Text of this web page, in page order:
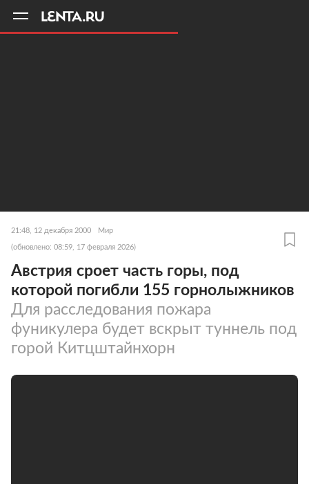
21:48, 12 декабря 2000 Мир
(обновлено: 08:59, 17 февраля 2026)
Австрия сроет часть горы, под
которой погибли 155 горнолыжников
Для расследования пожара
фуникулера будет вскрыт туннель под
горой Китцштайнхорн